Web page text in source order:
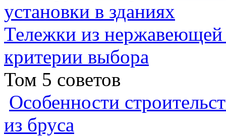
установки в зданиях
Тележки из
критерии выбора
Том 5 советов
Особенности
из бруса